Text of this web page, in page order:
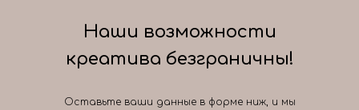
Наши возможности
креатива безграничны!
Оставьте ваши данные в форме ниж, и мы